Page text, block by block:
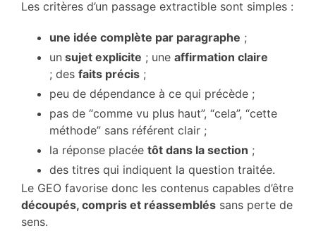
Les critères d’un passage extractible sont simples :
une idée complète par paragraphe ;
un sujet explicite ; une affirmation claire
; des faits précis ;
peu de dépendance à ce qui précède ;
pas de “comme vu plus haut”, “cela”, “cette
méthode” sans référent clair ;
la réponse placée tôt dans la section ;
des titres qui indiquent la question traitée.
Le GEO favorise donc les contenus capables d’être
découpés, compris et réassemblés sans perte de
sens.